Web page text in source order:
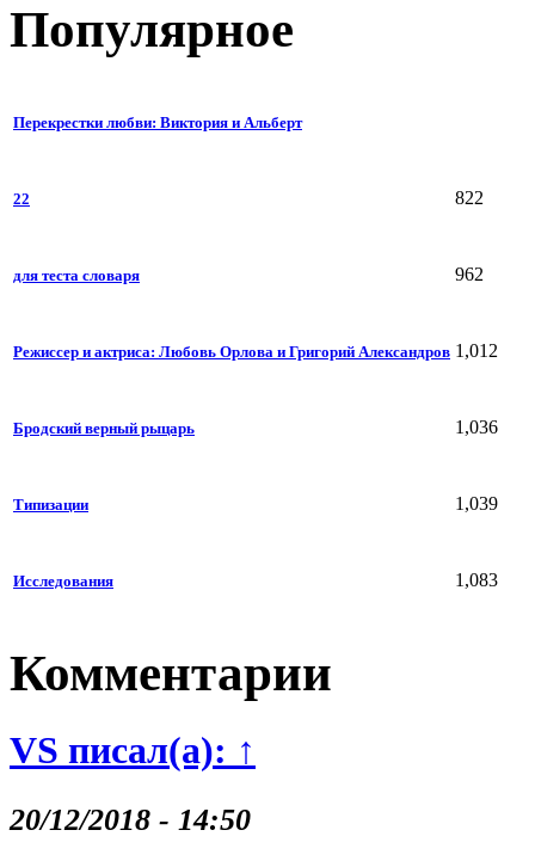
Популярное
Перекрестки любви: Виктория и Альберт
22 822
для теста словаря 962
Режиссер и актриса: Любовь Орлова и Григорий Александров 1,012
Бродский верный рыцарь 1,036
Типизации 1,039
Исследования 1,083
Комментарии
VS писал(а): ↑
20/12/2018 - 14:50